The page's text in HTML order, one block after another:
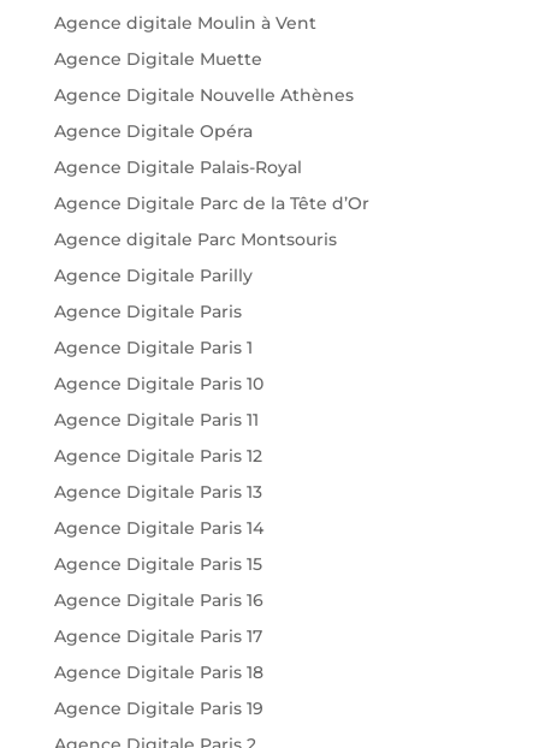
Agence digitale Moulin à Vent
Agence Digitale Muette
Agence Digitale Nouvelle Athènes
Agence Digitale Opéra
Agence Digitale Palais-Royal
Agence Digitale Parc de la Tête d’Or
Agence digitale Parc Montsouris
Agence Digitale Parilly
Agence Digitale Paris
Agence Digitale Paris 1
Agence Digitale Paris 10
Agence Digitale Paris 11
Agence Digitale Paris 12
Agence Digitale Paris 13
Agence Digitale Paris 14
Agence Digitale Paris 15
Agence Digitale Paris 16
Agence Digitale Paris 17
Agence Digitale Paris 18
Agence Digitale Paris 19